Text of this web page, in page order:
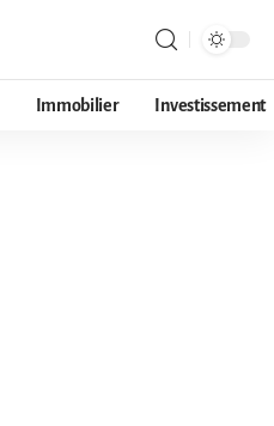
Immobilier Investissement